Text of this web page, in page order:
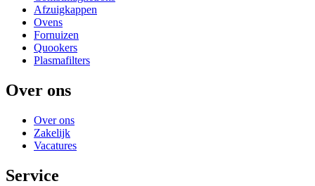
Afzuigkappen
Ovens
Fornuizen
Quookers
Plasmafilters
Over ons
Over ons
Zakelijk
Vacatures
Service